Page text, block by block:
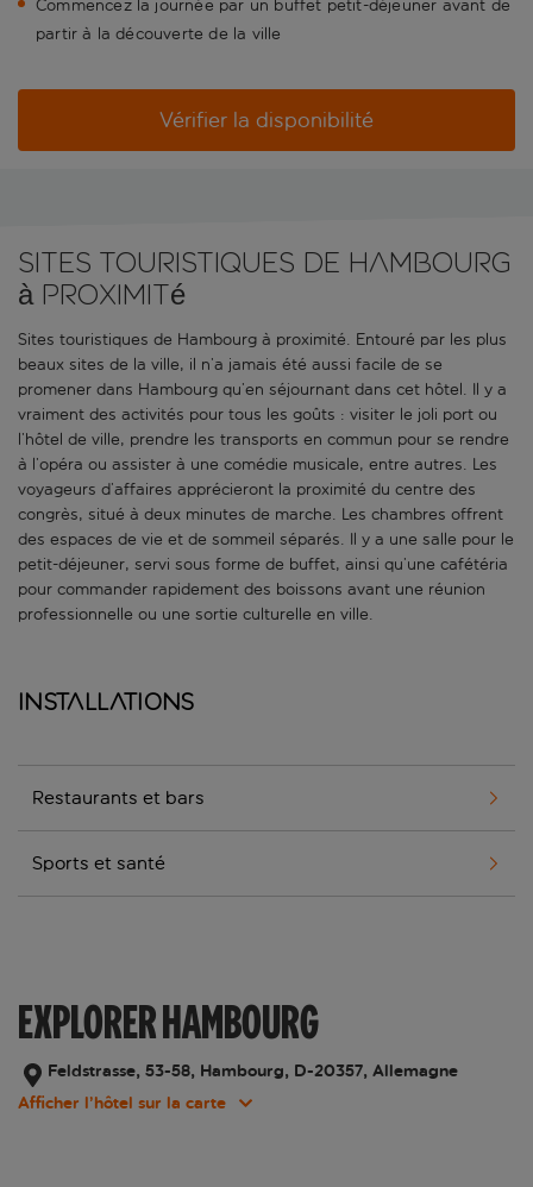
Commencez la journée par un buffet petit-déjeuner avant de
partir à la découverte de la ville
Vérifier la disponibilité
Sites touristiques de Hambourg
à proximité
Sites touristiques de Hambourg à proximité. Entouré par les plus
beaux sites de la ville, il n’a jamais été aussi facile de se
promener dans Hambourg qu’en séjournant dans cet hôtel. Il y a
vraiment des activités pour tous les goûts : visiter le joli port ou
l’hôtel de ville, prendre les transports en commun pour se rendre
à l’opéra ou assister à une comédie musicale, entre autres. Les
voyageurs d’affaires apprécieront la proximité du centre des
congrès, situé à deux minutes de marche. Les chambres offrent
des espaces de vie et de sommeil séparés. Il y a une salle pour le
petit-déjeuner, servi sous forme de buffet, ainsi qu’une cafétéria
pour commander rapidement des boissons avant une réunion
professionnelle ou une sortie culturelle en ville.
Installations
Restaurants et bars
Sports et santé
EXPLORER HAMBOURG
Feldstrasse, 53-58, Hambourg, D-20357, Allemagne
Afficher l’hôtel sur la carte